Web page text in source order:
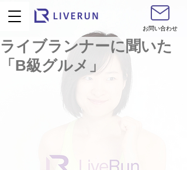
お問い合わせ
ライブランナーに聞いた
「B級グルメ」